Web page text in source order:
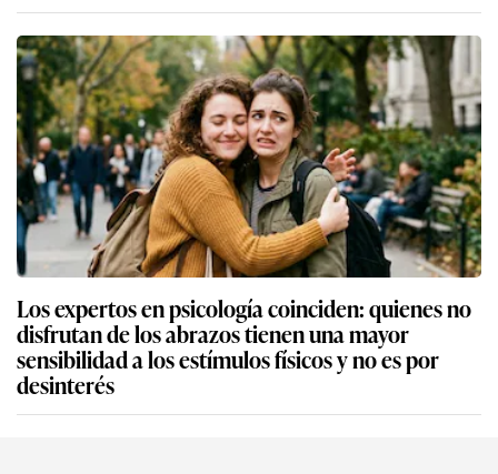
Los expertos en psicología coinciden: quienes no
disfrutan de los abrazos tienen una mayor
sensibilidad a los estímulos físicos y no es por
desinterés